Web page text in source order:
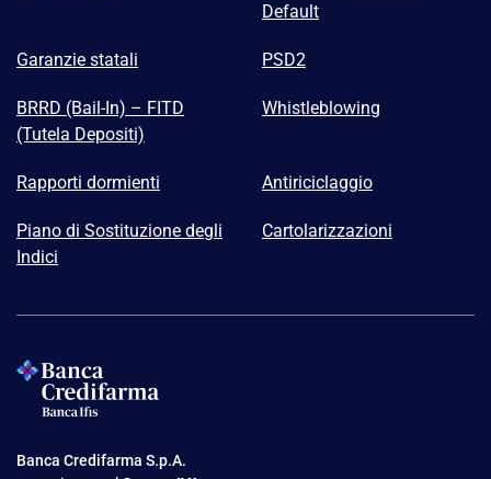
Default
Garanzie statali PSD2
BRRD (Bail-In) – FITD
(Tutela Depositi)
Whistleblowing
Rapporti dormienti Antiriciclaggio
Piano di Sostituzione degli
Indici
Cartolarizzazioni
Banca Credifarma S.p.A.